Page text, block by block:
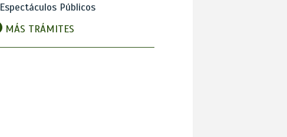
Espectáculos Públicos
MÁS TRÁMITES